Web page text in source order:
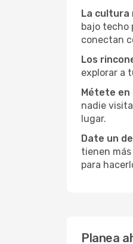
La cultura
bajo techo
conectan
Los
explorar a
Métete en
nadie
lugar.
Date un
tienen
para
Planea